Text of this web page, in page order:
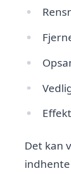
Det kan